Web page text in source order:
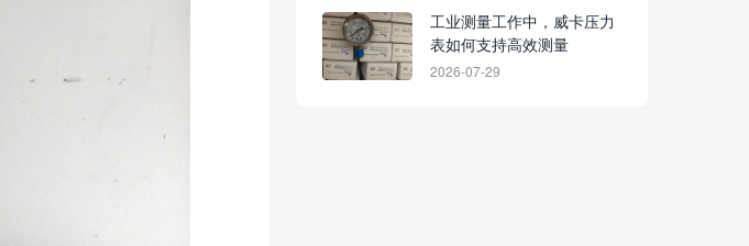
工业测量工作中，威卡压力
表如何支持高效测量
2026-07-29